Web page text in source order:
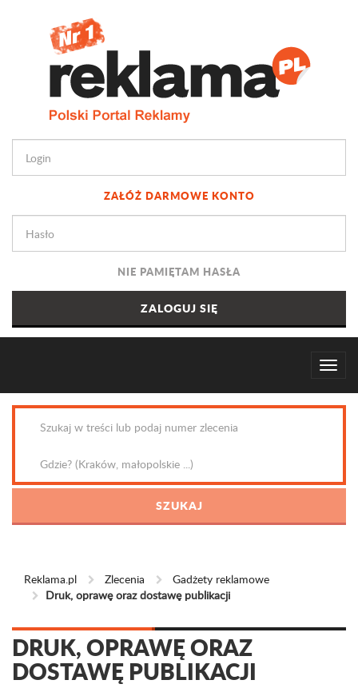
ZAŁÓŻ DARMOWE KONTO
NIE PAMIĘTAM HASŁA
Reklama.pl Zlecenia
Gadżety reklamowe
Druk, oprawę oraz dostawę publikacji
DRUK, OPRAWĘ ORAZ
DOSTAWĘ PUBLIKACJI